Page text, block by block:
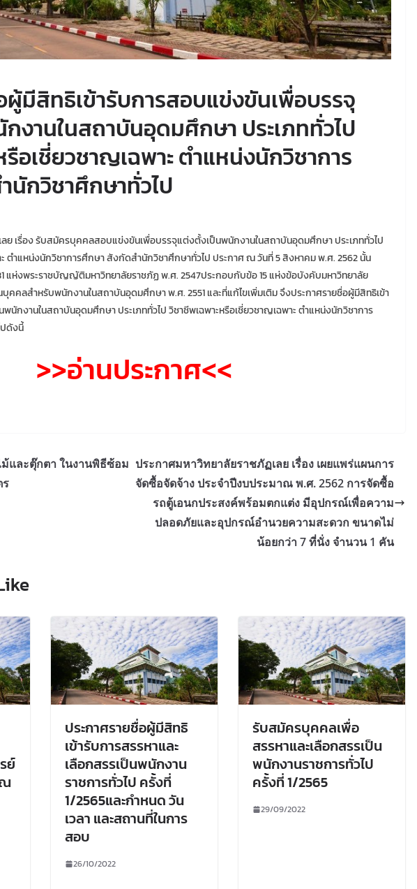
ผู้มีสิทธิเข้ารับการสอบแข่งขันเพื่อบรรจุ
งานในสถาบันอุดมศึกษา ประเภททั่วไป
รือเชี่ยวชาญเฉพาะ ตำแหน่งนักวิชาการ
นักวิชาศึกษาทั่วไป
ลย เรื่อง รับสมัครบุคคลสอบแข่งขันเพื่อบรรจุแต่งตั้งเป็นพนักงานในสถาบันอุดมศึกษา ประเภททั่วไป
ตำแหน่งนักวิชาการศึกษา สังกัดสำนักวิชาศึกษาทั่วไป ประกาศ ณ วันที่ 5 สิงหาคม พ.ศ. 2562 นั้น
แห่งพระราชบัญญัติมหาวิทยาลัยราชภัฏ พ.ศ. 2547ประกอบกับข้อ 15 แห่งข้อบังคับมหาวิทยาลัย
บุคคลสำหรับพนักงานในสถาบันอุดมศึกษา พ.ศ. 2551 และที่แก้ไขเพิ่มเติม จึงประกาศรายชื่อผู้มีสิทธิเข้า
กงานในสถาบันอุดมศึกษา ประเภททั่วไป วิชาชีพเฉพาะหรือเชี่ยวชาญเฉพาะ ตำแหน่งนักวิชาการ
ดังนี้
>>อ่านประกาศ<<
และตุ๊กตา ในงานพิธีซ้อม ประกาศมหาวิทยาลัยราชภัฏเลย เรื่อง เผยแพร่แผนการ
จัดซื้อจัดจ้าง ประจำปีงบประมาณ พ.ศ. 2562 การจัดซื้อ
รถตู้เอนกประสงค์พร้อมตกแต่ง มีอุปกรณ์เพื่อความ
ปลอดภัยและอุปกรณ์อำนวยความสะดวก ขนาดไม่
น้อยกว่า 7 ที่นั่ง จำนวน 1 คัน
ย์
ประกาศรายชื่อผู้มีสิทธิ
เข้ารับการสรรหาและ
เลือกสรรเป็นพนักงาน
ราชการทั่วไป ครั้งที่
1/2565และกำหนด วัน
เวลา และสถานที่ในการ
สอบ
26/10/2022
รับสมัครบุคคลเพื่อ
สรรหาและเลือกสรรเป็น
พนักงานราชการทั่วไป
ครั้งที่ 1/2565
29/09/2022